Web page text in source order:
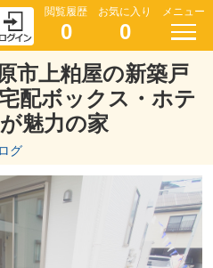
閲覧履歴
0
お気に入り
0
メニュー
市上粕屋の新築戸
配ボックス・ホテ
魅力の家
グ